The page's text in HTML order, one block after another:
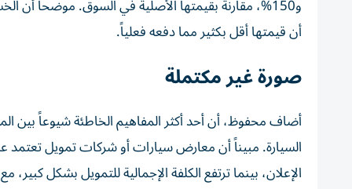
و150%، مقارنة بقيمتها الأصلية في السوق. موضحاً
أن قيمتها أقل بكثير مما دفعه فعلياً.
صورة غير مكتملة
أضاف محفوظ، أن أحد أكثر المفاهيم الخاطئة شيوعاً بين
السيارة. مبيناً أن معارض سيارات أو شركات تمويل
الإعلان، بينما ترتفع الكلفة الإجمالية للتمويل بشكل